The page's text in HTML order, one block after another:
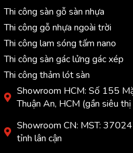
Thi công sàn gỗ sàn nhựa
Thi công gỗ nhựa ngoài trời
Thi công lam sóng tấm nano
Thi công sàn gác lửng gác xép
Thi công thảm lót sàn
Showroom HCM: Số 155
Thuận An, HCM (gần siêu
Showroom CN: MST:
tỉnh lân cận